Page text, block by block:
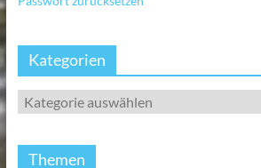
Kategorien
Themen